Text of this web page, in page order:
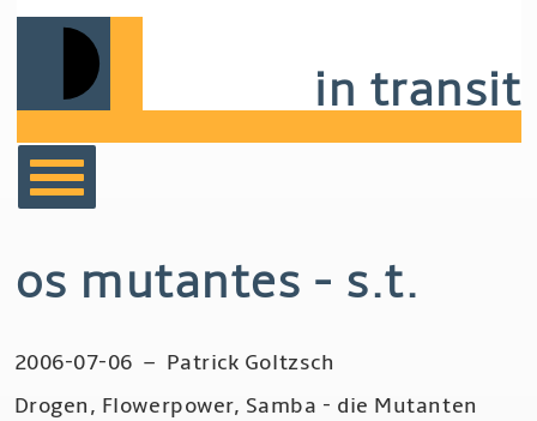
Skip
navigation
in transit
musik
os mutantes - s.t.
2006-07-06 – Patrick Goltzsch
Drogen, Flowerpower, Samba - die Mutanten